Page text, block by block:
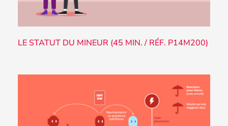
LE STATUT DU MINEUR (45 MIN. / RÉF. P14M200)